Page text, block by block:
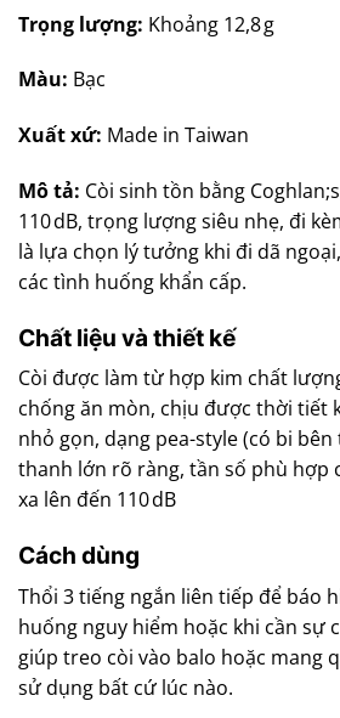
Trọng lượng: Khoảng 12,8 g
Màu: Bạc
Xuất xứ: Made in Taiwan
Mô tả: Còi sinh tồn bằng
110 dB, trọng lượng siêu nhẹ, đi
là lựa chọn lý tưởng khi đi dã
các tình huống khẩn cấp.
Chất liệu và thiết kế
Còi được làm từ hợp kim chất
chống ăn mòn, chịu được thời tiết
nhỏ gọn, dạng pea-style (có bi
thanh lớn rõ ràng, tần số phù hợp
xa lên đến 110 dB
Cách dùng
Thổi 3 tiếng ngắn liên tiếp để báo
huống nguy hiểm hoặc khi cần sự
giúp treo còi vào balo hoặc mang
sử dụng bất cứ lúc nào.